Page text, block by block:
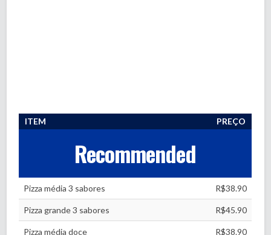
ITEM PREÇO
Recommended
Pizza média 3 sabores R$38.90
Pizza grande 3 sabores R$45.90
Pizza média doce R$38.90